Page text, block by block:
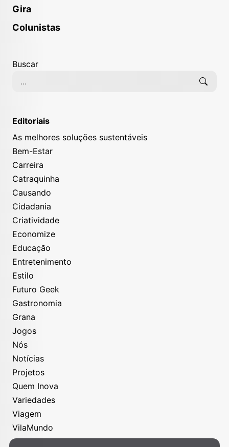
Gira
Colunistas
Buscar
Editoriais
As melhores soluções sustentáveis
Bem-Estar
Carreira
Catraquinha
Causando
Cidadania
Criatividade
Economize
Educação
Entretenimento
Estilo
Futuro Geek
Gastronomia
Grana
Jogos
Nós
Notícias
Projetos
Quem Inova
Variedades
Viagem
VilaMundo